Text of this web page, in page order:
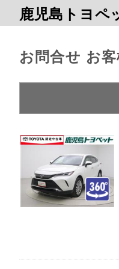
鹿児島トヨペ
お問合せ お